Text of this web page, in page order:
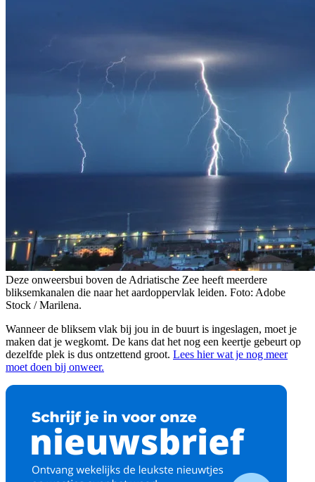
Deze onweersbui boven de Adriatische Zee heeft meerdere
bliksemkanalen die naar het aardoppervlak leiden. Foto: Adobe
Stock / Marilena.
Wanneer de bliksem vlak bij jou in de buurt is ingeslagen, moet je
maken dat je wegkomt. De kans dat het nog een keertje gebeurt op
dezelfde plek is dus ontzettend groot. Lees hier wat je nog meer
moet doen bij onweer.